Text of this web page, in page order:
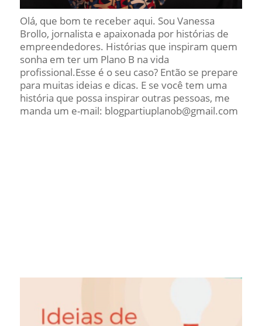
Olá, que bom te receber aqui. Sou Vanessa
Brollo, jornalista e apaixonada por histórias de
empreendedores. Histórias que inspiram quem
sonha em ter um Plano B na vida
profissional.Esse é o seu caso? Então se prepare
para muitas ideias e dicas. E se você tem uma
história que possa inspirar outras pessoas, me
manda um e-mail: blogpartiuplanob@gmail.com